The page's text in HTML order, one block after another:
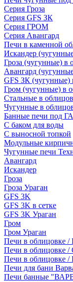
Серия Гроза
Серия GFS ЗК
Серия ГРОМ
Серия Авангард
Печи в каменной
Искандер
Гроза (чугунные) в
Авангард
GFS ЗК (чугунные)
Гром (чугунные) в
Стальные в
Чугунные в
Банные печи под
С баком для воды
С выносной топкой
Модульные
Чугунные печи
Авангард
Искандер
Гроза
Гроза Ураган
GFS 3K
GFS 3K в сетке
GFS 3K Ураган
Гром
Гром Ураган
Печи в облицовке /
Печи в облицовке /
Печи в облицовке /
Печи для бани
Печи банные